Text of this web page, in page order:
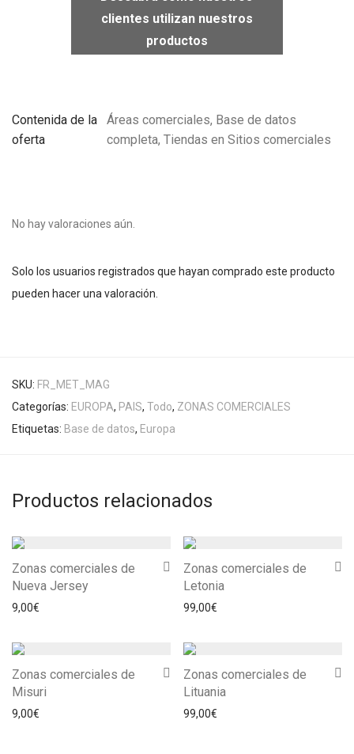
clientes utilizan nuestros
productos
Contenida de la
oferta
Áreas comerciales, Base de datos
completa, Tiendas en Sitios comerciales
No hay valoraciones aún.
Solo los usuarios registrados que hayan comprado este producto
pueden hacer una valoración.
SKU: FR_MET_MAG
Categorías: EUROPA, PAIS, Todo, ZONAS COMERCIALES
Etiquetas: Base de datos, Europa
Productos relacionados
Zonas comerciales de
Nueva Jersey
9,00€
Zonas comerciales de
Letonia
99,00€
Zonas comerciales de
Misuri
9,00€
Zonas comerciales de
Lituania
99,00€